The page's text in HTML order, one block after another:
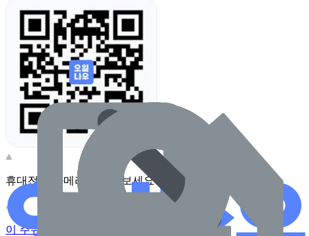
휴대전화 카메라로 찍어보세요
이 주유소의 사장님이신가요?